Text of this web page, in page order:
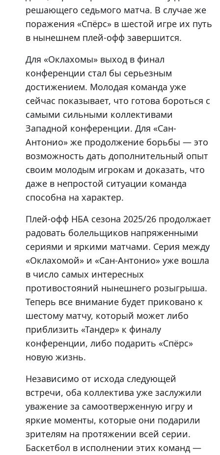
решающего седьмого матча. В случае же
поражения «Спёрс» в шестой игре их путь
в нынешнем плей-офф завершится.
Для «Оклахомы» выход в финал
конференции стал бы серьезным
достижением. Молодая команда уже
сейчас показывает, что готова бороться с
самыми сильными коллективами
Западной конференции. Для «Сан-
Антонио» же продолжение борьбы — это
возможность дать дополнительный опыт
своим молодым игрокам и доказать, что
даже в непростой ситуации команда
способна на характер.
Плей-офф НБА сезона 2025/26 продолжает
радовать болельщиков напряженными
сериями и яркими матчами. Серия между
«Оклахомой» и «Сан-Антонио» уже вошла
в число самых интересных
противостояний нынешнего розыгрыша.
Теперь все внимание будет приковано к
шестому матчу, который может либо
приблизить «Тандер» к финалу
конференции, либо подарить «Спёрс»
новую жизнь.
Независимо от исхода следующей
встречи, оба коллектива уже заслужили
уважение за самоотверженную игру и
яркие моменты, которые они подарили
зрителям на протяжении всей серии.
Баскетбол в исполнении этих команд —